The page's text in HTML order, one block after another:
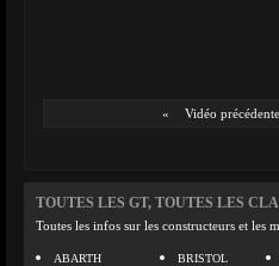
« Vidéo précédente
TOUTES LES GT, TOUTES LES
Toutes les infos sur les constructeurs et les
ABARTH
BRISTOL